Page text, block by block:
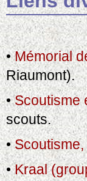
•Mémorial
Riaumont).
•Scoutisme
scouts.
•
•Kraal